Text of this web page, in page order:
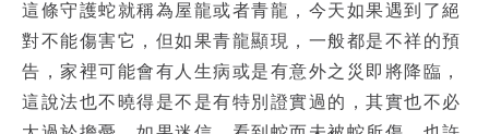
這條守護蛇就稱為屋龍或者青龍，今天如果遇到了絕
對不能傷害它，但如果青龍顯現，一般都是不祥的預
告，家裡可能會有人生病或是有意外之災即將降臨，
這說法也不曉得是不是有特別證實過的，其實也不必